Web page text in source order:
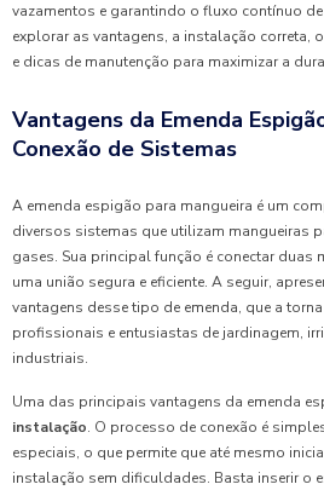
vazamentos e garantindo o fluxo contínuo
explorar as vantagens, a instalação correta,
e dicas de manutenção para maximizar a
Vantagens da Emenda
Conexão de Sistemas
A emenda espigão para mangueira é um
diversos sistemas que utilizam mangueiras
gases. Sua principal função é conectar
uma união segura e eficiente. A seguir,
vantagens desse tipo de emenda, que a
profissionais e entusiastas de jardinagem,
industriais.
Uma das principais vantagens da emenda
instalação. O processo de conexão é
especiais, o que permite que até mesmo
instalação sem dificuldades. Basta inserir o